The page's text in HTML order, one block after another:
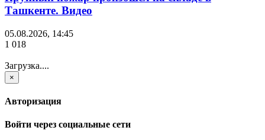
Ташкенте. Видео
05.08.2026, 14:45
1 018
Загрузка....
×
Авторизация
Войти через социальные сети